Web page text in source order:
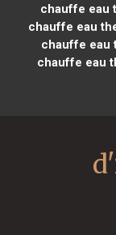
chauffe eau
chauffe eau
chauffe eau
chauffe eau